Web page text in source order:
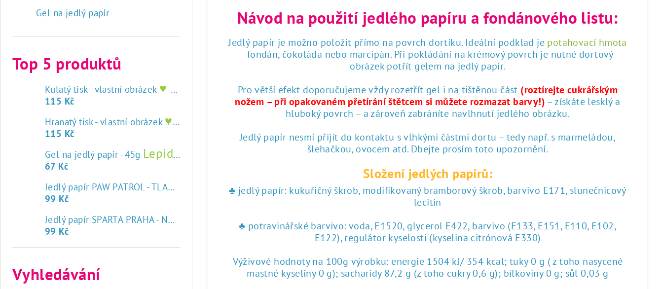
Gel na jedlý papír
Top 5 produktů
Kulatý tisk - vlastní obrázek ♥ tisk na jedlý papír
115 Kč
Hranatý tisk - vlastní obrázek ♥ tisk na jedlý papír
115 Kč
Gel na jedlý papír - 45g Lepidlo na jedlý papír
67 Kč
Jedlý papír PAW PATROL - TLAPKOVÁ PATROLA
♥ tisk na jedlý papír
99 Kč
Jedlý papír SPARTA PRAHA - NOVÝ ZNAK
♥ tisk na jedlý papír
99 Kč
Vyhledávání
Návod na použití jedlého papíru a fondánového listu:
Jedlý papír je možno položit přímo na povrch dortíku. Ideální podklad je potahovací hmota
- fondán, čokoláda nebo marcipán. Při pokládání na krémový povrch je nutné dortový
obrázek potřít gelem na jedlý papír.
Pro větší efekt doporučujeme vždy rozetřít gel i na tištěnou část (roztírejte cukrářským
nožem – při opakovaném přetírání štětcem si můžete rozmazat barvy!) – získáte lesklý a
hluboký povrch – a zároveň zabráníte navlhnutí jedlého obrázku.
Jedlý papír nesmí přijít do kontaktu s vlhkými částmi dortu – tedy např. s marmeládou,
šlehačkou, ovocem atd. Dbejte prosím toto upozornění.
Složení jedlých papírů:
♣ jedlý papír: kukuřičný škrob, modifikovaný bramborový škrob, barvivo E171, slunečnicový
lecitin
♣ potravinářské barvivo: voda, E1520, glycerol E422, barvivo (E133, E151, E110, E102,
E122), regulátor kyselosti (kyselina citrónová E330)
Výživové hodnoty na 100g výrobku: energie 1504 kJ/ 354 kcal; tuky 0 g ( z toho nasycené
mastné kyseliny 0 g); sacharidy 87,2 g (z toho cukry 0,6 g); bílkoviny 0 g; sůl 0,03 g